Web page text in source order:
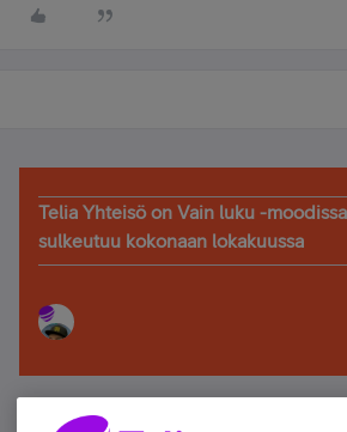
Telia Yhteisö on Vain luku -
sulkeutuu kokonaan lokakuussa